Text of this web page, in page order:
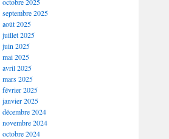
septembre 2025
août 2025
juillet 2025
juin 2025
mai 2025
avril 2025
mars 2025
février 2025
janvier 2025
décembre 2024
novembre 2024
octobre 2024